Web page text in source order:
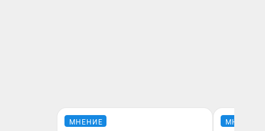
МНЕНИЕ МНЕНИЕ